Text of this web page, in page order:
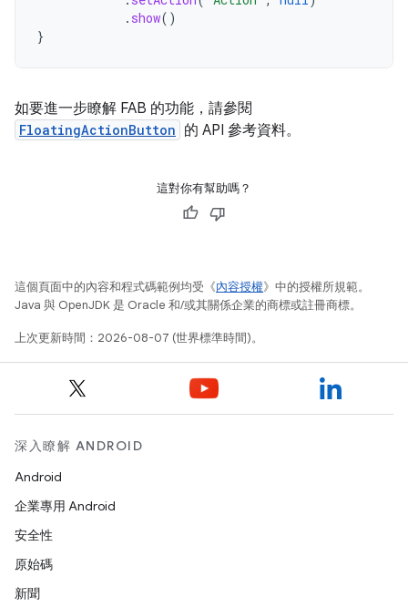
. show()
}
如要進一步瞭解 FAB 的功能，請參閱
FloatingActionButton 的 API 參考資料。
這對你有幫助嗎？
這個頁面中的內容和程式碼範例均受《內容授權》中的授權所規範。
Java 與 OpenJDK 是 Oracle 和/或其關係企業的商標或註冊商標。
上次更新時間：2026-08-07 (世界標準時間)。
深入瞭解 ANDROID
Android
企業專用 Android
安全性
原始碼
新聞